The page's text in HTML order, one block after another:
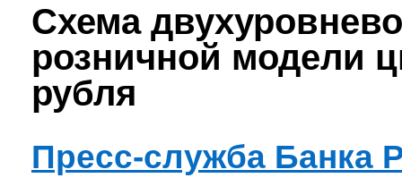
Схема
розничной модели
рубля
Пресс-служба Банка